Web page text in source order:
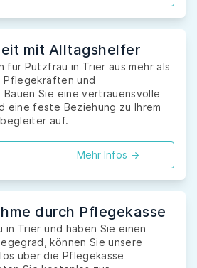
mit Alltagshelfer
für Putzfrau in Trier aus mehr als
Pflegekräften und
Sie eine vertrauensvolle
eine feste Beziehung zu Ihrem
auf.
Mehr Infos ->
durch Pflegekasse
in Trier und haben Sie einen
können Sie unsere
über die Pflegekasse